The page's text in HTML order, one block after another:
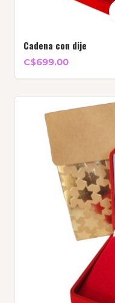
Cadena con dije
C$699.00